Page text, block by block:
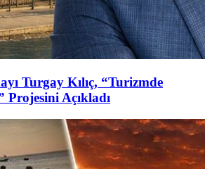
Turgay Kılıç, “Turizmde
Projesini Açıkladı